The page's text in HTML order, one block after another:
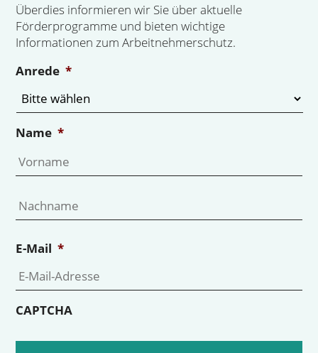
Überdies informieren wir Sie über aktuelle
Förderprogramme und bieten wichtige
Informationen zum Arbeitnehmerschutz.
Anrede *
Name *
E-Mail *
CAPTCHA